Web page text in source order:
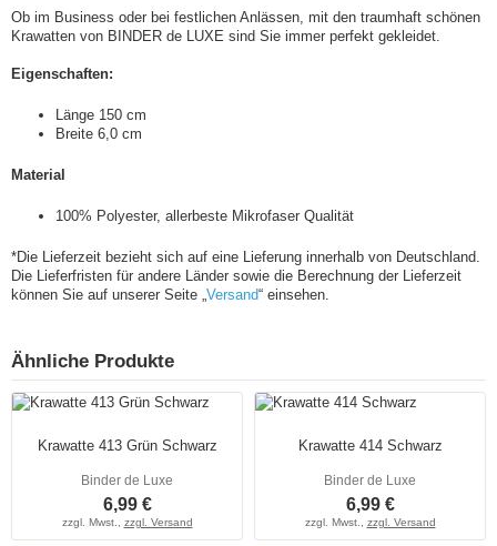
Ob im Business oder bei festlichen Anlässen, mit den traumhaft schönen
Krawatten von BINDER de LUXE sind Sie immer perfekt gekleidet.
Eigenschaften:
Länge 150 cm
Breite 6,0 cm
Material
100% Polyester, allerbeste Mikrofaser Qualität
*Die Lieferzeit bezieht sich auf eine Lieferung innerhalb von Deutschland.
Die Lieferfristen für andere Länder sowie die Berechnung der Lieferzeit
können Sie auf unserer Seite „Versand“ einsehen.
Ähnliche Produkte
Krawatte 413 Grün Schwarz
Binder de Luxe
6,99 €
zzgl. Mwst., zzgl. Versand
Krawatte 414 Schwarz
Binder de Luxe
6,99 €
zzgl. Mwst., zzgl. Versand